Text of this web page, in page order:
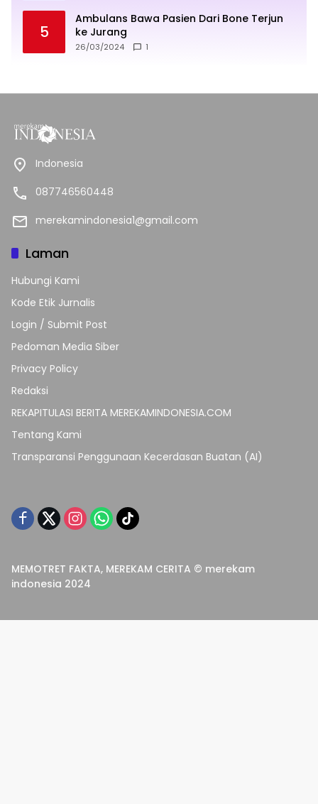
5
Ambulans Bawa Pasien Dari Bone Terjun
ke Jurang
26/03/2024 1
Indonesia
087746560448
merekamindonesia1@gmail.com
Laman
Hubungi Kami
Kode Etik Jurnalis
Login / Submit Post
Pedoman Media Siber
Privacy Policy
Redaksi
REKAPITULASI BERITA MEREKAMINDONESIA.COM
Tentang Kami
Transparansi Penggunaan Kecerdasan Buatan (AI)
MEMOTRET FAKTA, MEREKAM CERITA © merekam
indonesia 2024